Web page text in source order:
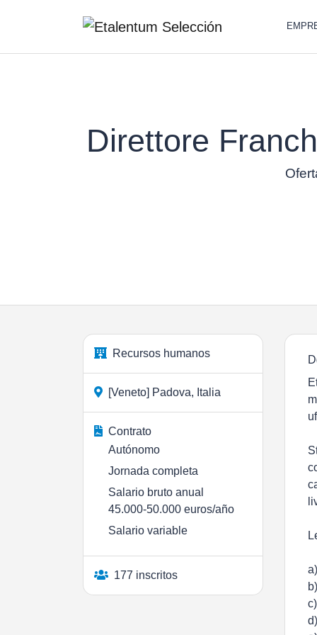
Direttore
Recursos humanos
[Veneto] Padova, Italia
Contrato
Autónomo
Jornada completa
Salario bruto anual
45.000-50.000 euros/año
Salario variable
177 inscritos